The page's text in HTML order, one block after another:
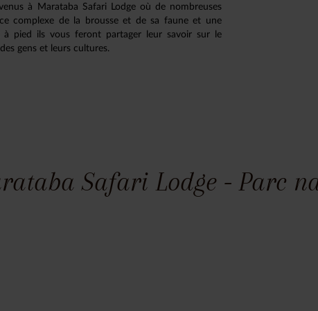
à Marataba Safari Lodge où de nombreuses
complexe de la brousse et de sa faune et une
pied ils vous feront partager leur savoir sur le
gens et leurs cultures.
Safari Lodge - Parc